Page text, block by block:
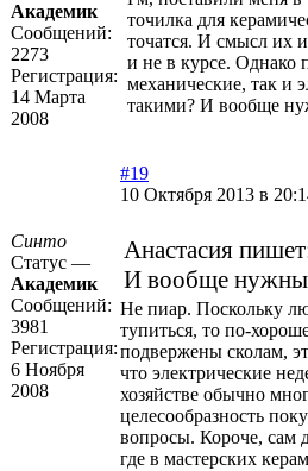
Академик
Сообщений:
2273
Регистрация:
14 Марта
2008
точилка для
точатся. И смысл их
и не в курсе. Однако
механические, так и
такими? И вообще
Синто
Статус —
Академик
Сообщений:
3981
Регистрация:
6 Ноября
2008
#19
10 Октября 2013 в
Анастасия
И вообще нужны
Не пиар. Поскольку
тупиться, то по-
подвержены сколам,
что электрические
хозяйстве обычно
целесообразность
вопросы. Короче, сам
где в мастерских